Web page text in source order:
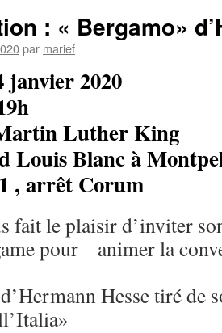
: « Bergamo»
par marief
janvier 2020
Luther King
Louis Blanc à
, arrêt Corum
fait le plaisir d’inviter
pour animer la
Hesse tiré de